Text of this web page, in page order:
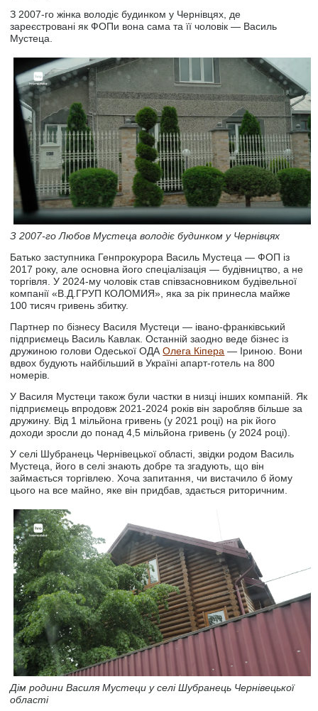
З 2007-го жінка володіє будинком у Чернівцях, де
зареєстровані як ФОПи вона сама та її чоловік — Василь
Мустеца.
З 2007-го Любов Мустеца володіє будинком у Чернівцях
Батько заступника Генпрокурора Василь Мустеца — ФОП із
2017 року, але основна його спеціалізація — будівництво, а не
торгівля. У 2024-му чоловік став співзасновником будівельної
компанії «В.Д.ГРУП КОЛОМИЯ», яка за рік принесла майже
100 тисяч гривень збитку.
Партнер по бізнесу Василя Мустеци — івано-франківський
підприємець Василь Кавлак. Останній заодно веде бізнес із
дружиною голови Одеської ОДАОлега Кіпера — Іриною. Вони
вдвох будують найбільший в Україні апарт-готель на 800
номерів.
У Василя Мустеци також були частки в низці інших компаній. Як
підприємець впродовж 2021-2024 років він заробляв більше за
дружину. Від 1 мільйона гривень (у 2021 році) на рік його
доходи зросли до понад 4,5 мільйона гривень (у 2024 році).
У селі Шубранець Чернівецької області, звідки родом Василь
Мустеца, його в селі знають добре та згадують, що він
займається торгівлею. Хоча запитання, чи вистачило б йому
цього на все майно, яке він придбав, здається риторичним.
Дім родини Василя Мустеци у селі Шубранець Чернівецької
області